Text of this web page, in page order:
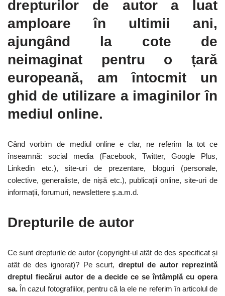
drepturilor de autor a luat
amploare în ultimii ani,
ajungând la cote de
neimaginat pentru o țară
europeană, am întocmit un
ghid de utilizare a imaginilor în
mediul online.
Când vorbim de mediul online e clar, ne referim la tot ce
înseamnă: social media (Facebook, Twitter, Google Plus,
Linkedin etc.), site-uri de prezentare, bloguri (personale,
colective, generaliste, de nișă etc.), publicații online, site-uri de
informații, forumuri, newslettere ș.a.m.d.
Drepturile de autor
Ce sunt drepturile de autor (copyright-ul atât de des specificat și
atât de des ignorat)? Pe scurt, dreptul de autor reprezintă
dreptul fiecărui autor de a decide ce se întâmplă cu opera
sa. În cazul fotografiilor, pentru că la ele ne referim în articolul de